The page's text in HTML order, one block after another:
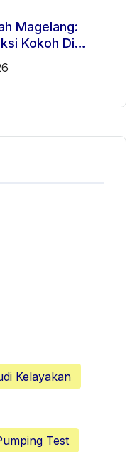
Magelang:
Kokoh Di
Kelayakan
Test